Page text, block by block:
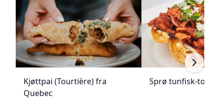
Kjøttpai (Tourtière) fra
Quebec
Sprø tunfisk-